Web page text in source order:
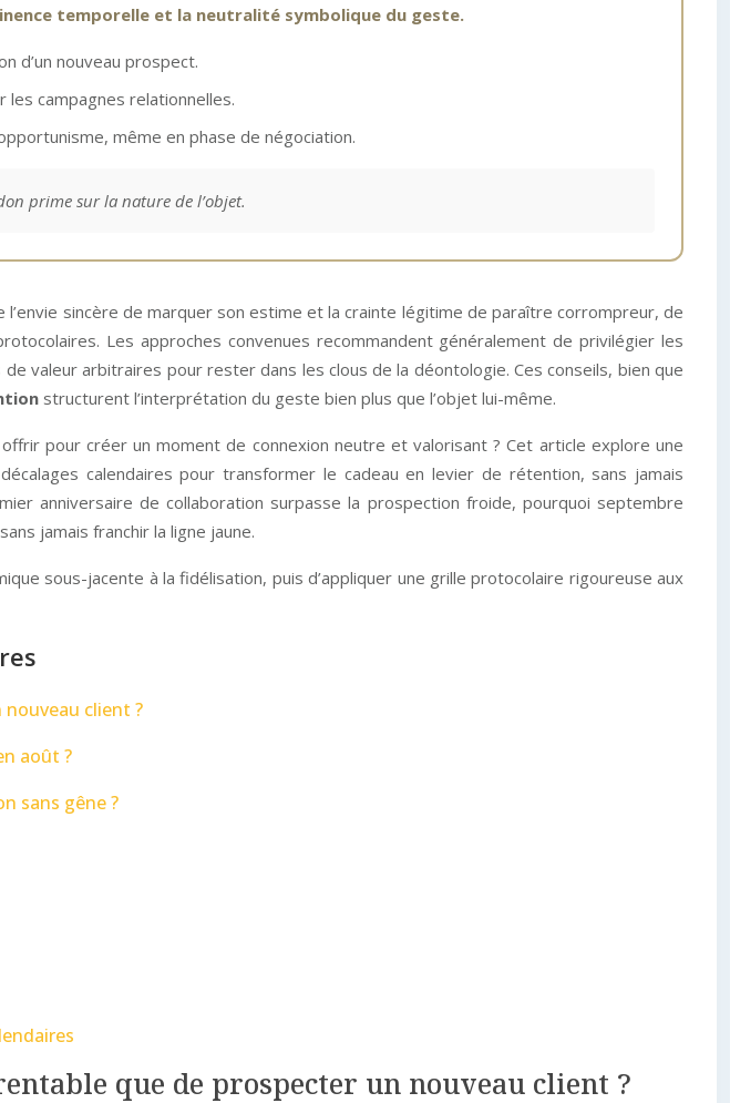
temporelle et la neutralité symbolique du geste.
d’un nouveau prospect.
campagnes relationnelles.
même en phase de négociation.
prime sur la nature de l’objet.
sincère de marquer son estime et la crainte légitime de paraître corrompreur, de
Les approches convenues recommandent généralement de privilégier les
valeur arbitraires pour rester dans les clous de la déontologie. Ces conseils, bien que
structurent l’interprétation du geste bien plus que l’objet lui-même.
pour créer un moment de connexion neutre et valorisant ? Cet article explore une
calendaires pour transformer le cadeau en levier de rétention, sans jamais
anniversaire de collaboration surpasse la prospection froide, pourquoi septembre
jamais franchir la ligne jaune.
sous-jacente à la fidélisation, puis d’appliquer une grille protocolaire rigoureuse aux
client ?
août ?
sans gêne ?
que de prospecter un nouveau client ?